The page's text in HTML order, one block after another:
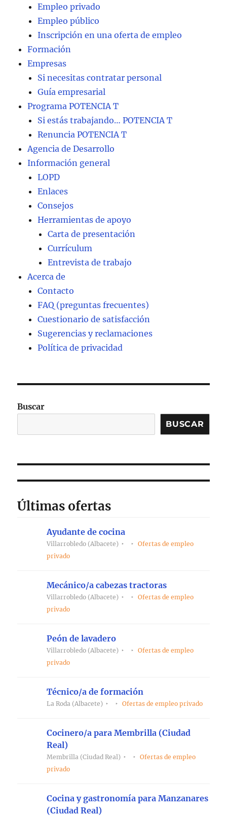
Empleo privado
Empleo público
Inscripción en una oferta de empleo
Formación
Empresas
Si necesitas contratar personal
Guía empresarial
Programa POTENCIA T
Si estás trabajando… POTENCIA T
Renuncia POTENCIA T
Agencia de Desarrollo
Información general
LOPD
Enlaces
Consejos
Herramientas de apoyo
Carta de presentación
Currículum
Entrevista de trabajo
Acerca de
Contacto
FAQ (preguntas frecuentes)
Cuestionario de satisfacción
Sugerencias y reclamaciones
Política de privacidad
Buscar
BUSCAR
Últimas ofertas
Ayudante de cocina
Villarrobledo (Albacete)
Ofertas de empleo
privado
Mecánico/a cabezas tractoras
Villarrobledo (Albacete)
Ofertas de empleo
privado
Peón de lavadero
Villarrobledo (Albacete)
Ofertas de empleo
privado
Técnico/a de formación
La Roda (Albacete) Ofertas de empleo privado
Cocinero/a para Membrilla (Ciudad
Real)
Membrilla (Ciudad Real)
Ofertas de empleo
privado
Cocina y gastronomía para Manzanares
(Ciudad Real)